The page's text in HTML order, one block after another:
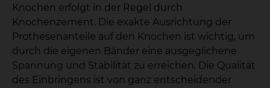
Knochen erfolgt in der Regel durch
Knochenzement. Die exakte Ausrichtung der
Prothesenanteile auf den Knochen ist wichtig, um
durch die eigenen Bänder eine ausgeglichene
Spannung und Stabilität zu erreichen. Die Qualität
des Einbringens ist von ganz entscheidender